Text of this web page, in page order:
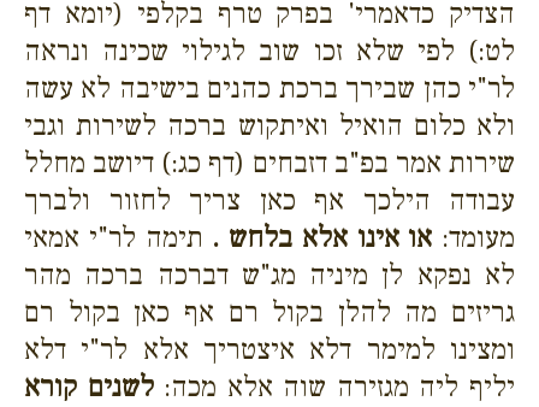
הצדיק כדאמרי' בפרק טרף בקלפי (יומא דף
לט:) לפי שלא זכו שוב לגילוי שכינה ונראה
לר"י כהן שבירך ברכת כהנים בישיבה לא עשה
ולא כלום הואיל ואיתקוש ברכה לשירות וגבי
שירות אמר בפ"ב דזבחים (דף כג:) דיושב מחלל
עבודה הילכך אף כאן צריך לחזור ולברך
מעומד: או אינו אלא בלחש . תימה לר"י אמאי
לא נפקא לן מיניה מג"ש דברכה ברכה מהר
גריזים מה להלן בקול רם אף כאן בקול רם
ומצינו למימר דלא איצטריך אלא לר"י דלא
יליף ליה מגזירה שוה אלא מכה:לשנים קורא